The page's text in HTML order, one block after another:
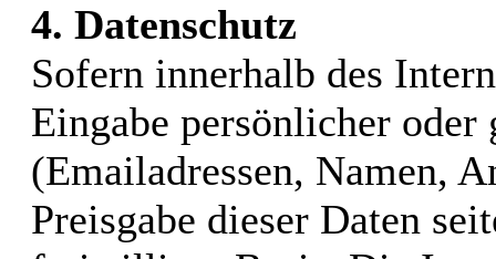
4. Datenschutz
Sofern innerhalb des
Eingabe persönlicher
(Emailadressen, Namen,
Preisgabe dieser Daten